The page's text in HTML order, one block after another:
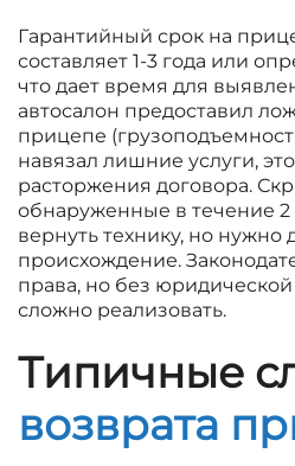
Гарантийный срок на
составляет 1-3 года или
что дает время для
автосалон предоставил
прицепе
навязал лишние услуги,
расторжения договора.
обнаруженные в течение 2
вернуть технику, но нужно
происхождение.
права, но без
сложно реализовать.
Типичные
возврата